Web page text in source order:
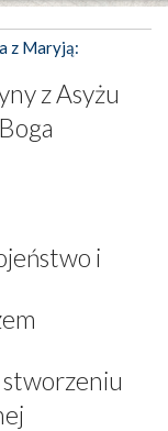
z Maryją:
z Asyżu
i
stworzeniu